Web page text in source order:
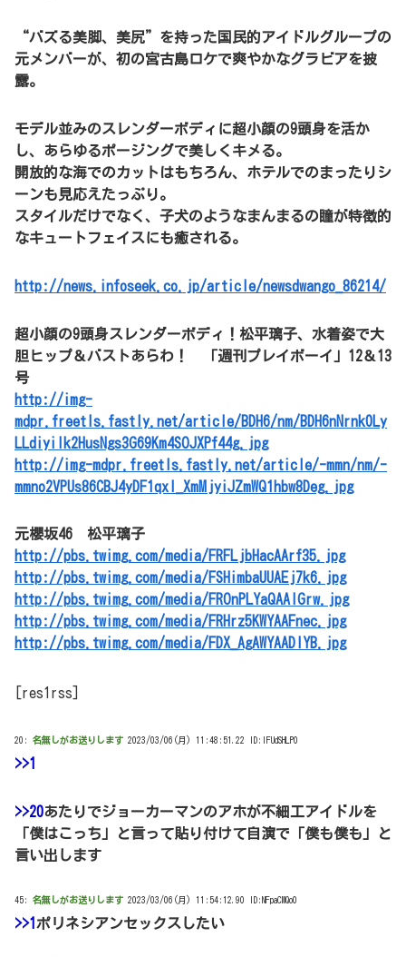
“バズる美脚、美尻”を持った国民的アイドルグループの
元メンバーが、初の宮古島ロケで爽やかなグラビアを披
露。
モデル並みのスレンダーボディに超小顔の9頭身を活か
し、あらゆるポージングで美しくキメる。
開放的な海でのカットはもちろん、ホテルでのまったりシ
ーンも見応えたっぷり。
スタイルだけでなく、子犬のようなまんまるの瞳が特徴的
なキュートフェイスにも癒される。
http://news.infoseek.co.jp/article/newsdwango_86214/
超小顔の9頭身スレンダーボディ！松平璃子、水着姿で大
胆ヒップ＆バストあらわ！ 「週刊プレイボーイ」12＆13
号
http://img-
mdpr.freetls.fastly.net/article/BDH6/nm/BDH6nNrnk0Ly
LLdiyilk2HusNgs3G69Km4SOJXPf44g.jpg
http://img-mdpr.freetls.fastly.net/article/-mmn/nm/-
mmno2VPUs86CBJ4yDF1qxl_XmMjyiJZmWQ1hbw8Deg.jpg
元櫻坂46 松平璃子
http://pbs.twimg.com/media/FRFLjbHacAArf35.jpg
http://pbs.twimg.com/media/FSHimbaUUAEj7k6.jpg
http://pbs.twimg.com/media/FROnPLYaQAAIGrw.jpg
http://pbs.twimg.com/media/FRHrz5KWYAAFnec.jpg
http://pbs.twimg.com/media/FDX_AgAWYAADIYB.jpg
[res1rss]
20: 名無しがお送りします 2023/03/06(月) 11:48:51.22 ID:IFUdSHLP0
>>1
>>20あたりでジョーカーマンのアホが不細工アイドルを
「僕はこっち」と言って貼り付けて自演で「僕も僕も」と
言い出します
45: 名無しがお送りします 2023/03/06(月) 11:54:12.90 ID:NFpaCMQo0
>>1 ポリネシアンセックスしたい